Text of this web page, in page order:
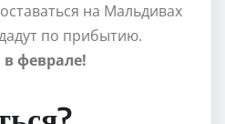
на Мальдивах
по прибытию.
феврале!